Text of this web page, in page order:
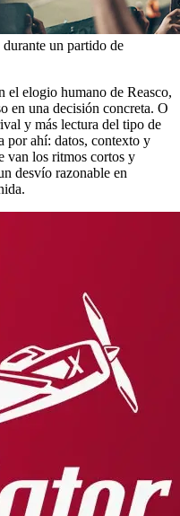
un partido de
el elogio humano de Reasco,
en una decisión concreta. O
y más lectura del tipo de
por ahí: datos, contexto y
van los ritmos cortos y
desvío razonable en